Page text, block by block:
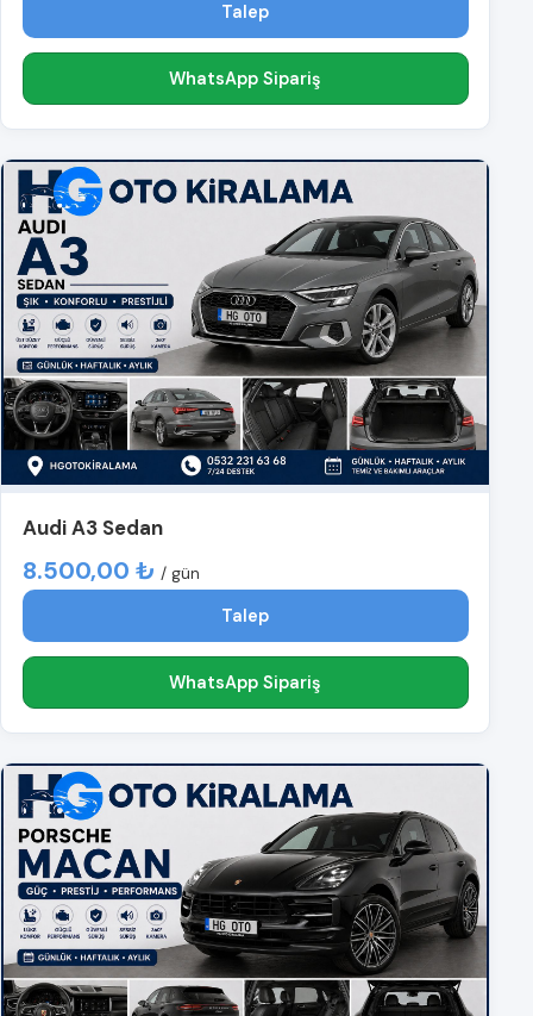
Talep
WhatsApp Sipariş
Audi A3 Sedan
8.500,00 ₺ / gün
Talep
WhatsApp Sipariş